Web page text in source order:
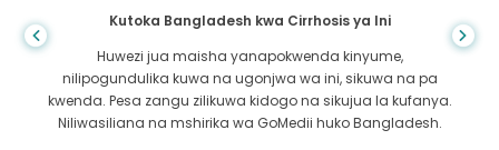
Kutoka Bangladesh kwa Cirrhosis ya Ini
Huwezi jua maisha yanapokwenda kinyume,
nilipogundulika kuwa na ugonjwa wa ini, sikuwa na pa
kwenda. Pesa zangu zilikuwa kidogo na sikujua la kufanya.
Niliwasiliana na mshirika wa GoMedii huko Bangladesh.